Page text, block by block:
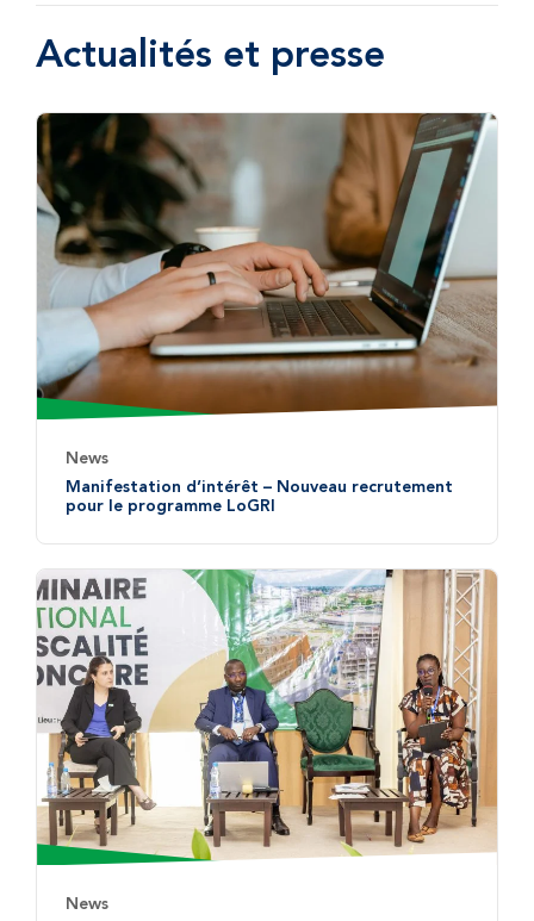
Actualités et presse
News
Manifestation d’intérêt – Nouveau recrutement
pour le programme LoGRI
News